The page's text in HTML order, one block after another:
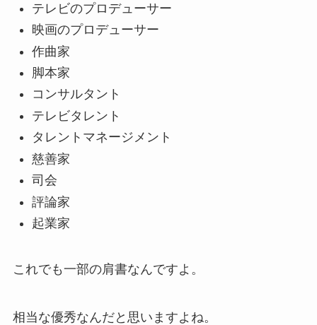
テレビのプロデューサー
映画のプロデューサー
作曲家
脚本家
コンサルタント
テレビタレント
タレントマネージメント
慈善家
司会
評論家
起業家
これでも一部の肩書なんですよ。
相当な優秀なんだと思いますよね。